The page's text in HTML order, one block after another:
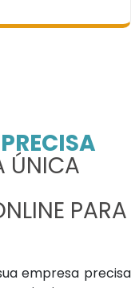
ÚNICA
PARA
empresa precisa